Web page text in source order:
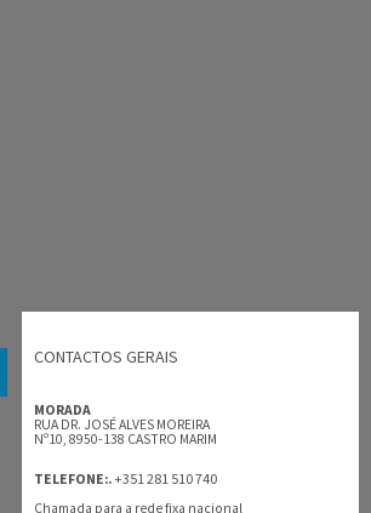
CONTACTOS GERAIS
MORADA
RUA DR. JOSÉ ALVES MOREIRA
Nº10, 8950-138 CASTRO MARIM
TELEFONE:.+351 281 510 740
Chamada para a rede fixa nacional